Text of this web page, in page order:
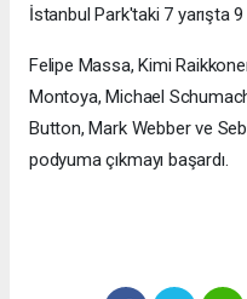
İstanbul Park'taki 7 yarışta
Felipe Massa, Kimi
Montoya, Michael
Button, Mark Webber ve
podyuma çıkmayı başardı.